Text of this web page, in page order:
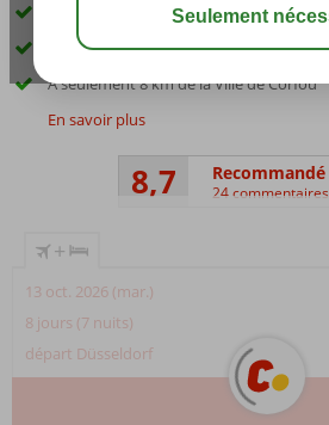
À proximité de Gouvia et de la plage
Vue imprenable
À seulement 8 km de la Ville de Corfou
En savoir plus
8,7 Recommandé
24 commentaires
+
13 oct. 2026 (mar.)
8 jours (7 nuits)
départ Düsseldorf